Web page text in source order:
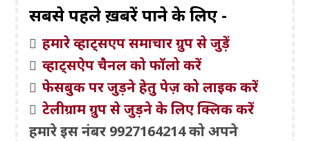
सबसे पहले ख़बरें पाने के लिए -
हमारे व्हाट्सएप समाचार ग्रुप से जुड़ें
व्हाट्सऐप चैनल को फॉलो करें
फेसबुक पर जुड़ने हेतु पेज़ को लाइक करें
टेलीग्राम ग्रुप से जुड़ने के लिए क्लिक करें
हमारे इस नंबर 9927164214 को अपने